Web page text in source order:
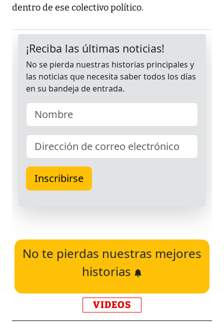
dentro de ese colectivo político.
No te pierdas nuestras mejores
historias
VIDEOS